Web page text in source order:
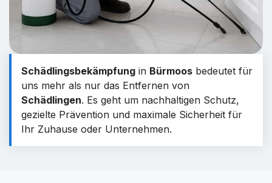
Schädlingsbekämpfung in Bürmoos bedeutet für
uns mehr als nur das Entfernen von
Schädlingen. Es geht um nachhaltigen Schutz,
gezielte Prävention und maximale Sicherheit für
Ihr Zuhause oder Unternehmen.